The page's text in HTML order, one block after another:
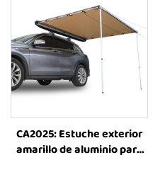
CA2025: Estuche exterior
amarillo de aluminio para